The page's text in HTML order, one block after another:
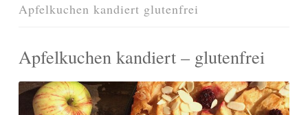
Apfelkuchen kandiert glutenfrei
Apfelkuchen kandiert – glutenfrei